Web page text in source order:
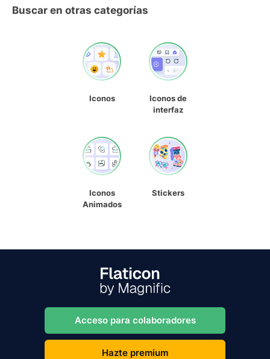
Buscar en otras categorías
Iconos
Iconos de
interfaz
Iconos
Animados
Stickers
Acceso para colaboradores
Hazte premium